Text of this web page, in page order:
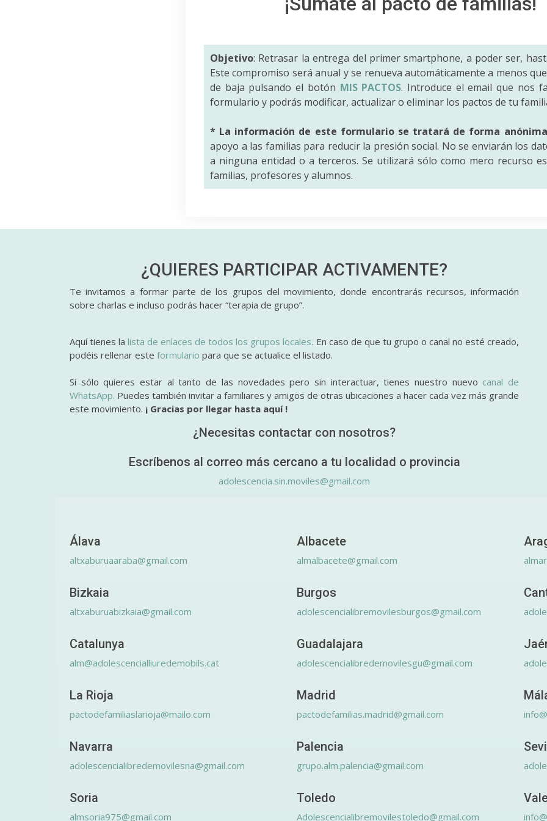
Objetivo: Retrasar la entrega del primer smartphone, a poder ser,
Este compromiso será anual y se renueva automáticamente a menos
de baja pulsando el botón MIS PACTOS. Introduce el email que nos
formulario y podrás modificar, actualizar o eliminar los pactos de tu
* La información de este formulario se tratará de forma
apoyo a las familias para reducir la presión social. No se enviarán los
a ninguna entidad o a terceros. Se utilizará sólo como mero recurso
familias, profesores y alumnos.
¿QUIERES PARTICIPAR ACTIVAMENTE?
Te invitamos a formar parte de los grupos del movimiento, donde encontrarás recursos, información
sobre charlas e incluso podrás hacer “terapia de grupo”.
Aquí tienes lalista de enlaces de todos los grupos locales. En caso de que tu grupo o canal no esté creado,
podéis rellenar este formulario para que se actualice el listado.
Si sólo quieres estar al tanto de las novedades pero sin interactuar, tienes nuestro nuevo canal de
WhatsApp. Puedes también invitar a familiares y amigos de otras ubicaciones a hacer cada vez más grande
este movimiento. ¡ Gracias por llegar hasta aquí !
¿Necesitas contactar con nosotros?
Escríbenos al correo más cercano a tu localidad o provincia
adolescencia.sin.moviles@gmail.com
Álava
altxaburuaaraba@gmail.com
Albacete
almalbacete@gmail.com
Bizkaia
altxaburuabizkaia@gmail.com
Burgos
adolescencialibremovilesburgos@gmail.com
Catalunya
alm@adolescencialliuredemobils.cat
Guadalajara
adolescencialibredemovilesgu@gmail.com
La Rioja
pactodefamiliaslarioja@mailo.com
Madrid
pactodefamilias.madrid@gmail.com
Navarra
adolescencialibredemovilesna@gmail.com
Palencia
grupo.alm.palencia@gmail.com
Soria
almsoria975@gmail.com
Toledo
Adolescencialibremovilestoledo@gmail.com